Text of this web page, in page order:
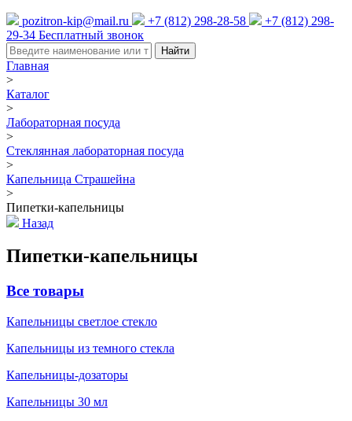
pozitron-kip@mail.ru +7 (812) 298-28-58
+7 (812) 298-
29-34 Бесплатный звонок
Найти
Главная
>
Каталог
>
Лабораторная посуда
>
Стеклянная лабораторная посуда
>
Капельница Страшейна
>
Пипетки-капельницы
Назад
Пипетки-капельницы
Все товары
Капельницы светлое стекло
Капельницы из темного стекла
Капельницы-дозаторы
Капельницы 30 мл